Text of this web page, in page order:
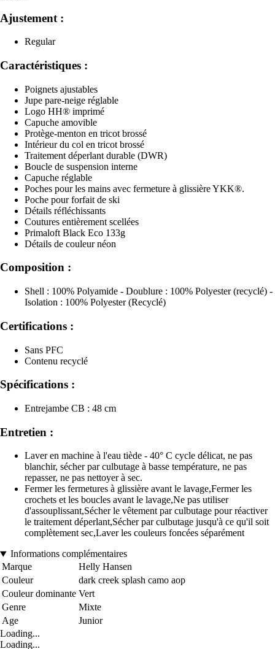
Ajustement :
Regular
Caractéristiques :
Poignets ajustables
Jupe pare-neige réglable
Logo HH® imprimé
Capuche amovible
Protège-menton en tricot brossé
Intérieur du col en tricot brossé
Traitement déperlant durable (DWR)
Boucle de suspension interne
Capuche réglable
Poches pour les mains avec fermeture à glissière YKK®.
Poche pour forfait de ski
Détails réfléchissants
Coutures entièrement scellées
Primaloft Black Eco 133g
Détails de couleur néon
Composition :
Shell : 100% Polyamide - Doublure : 100% Polyester (recyclé) -
Isolation : 100% Polyester (Recyclé)
Certifications :
Sans PFC
Contenu recyclé
Spécifications :
Entrejambe CB : 48 cm
Entretien :
Laver en machine à l'eau tiède - 40° C cycle délicat, ne pas
blanchir, sécher par culbutage à basse température, ne pas
repasser, ne pas nettoyer à sec.
Fermer les fermetures à glissière avant le lavage,Fermer les
crochets et les boucles avant le lavage,Ne pas utiliser
d'assouplissant,Sécher le vêtement par culbutage pour réactiver
le traitement déperlant,Sécher par culbutage jusqu'à ce qu'il soit
complètement sec,Laver les couleurs foncées séparément
Informations complémentaires
Marque
Helly Hansen
Couleur
dark creek splash camo aop
Couleur dominante Vert
Genre
Mixte
Age
Junior
Loading...
Loading...